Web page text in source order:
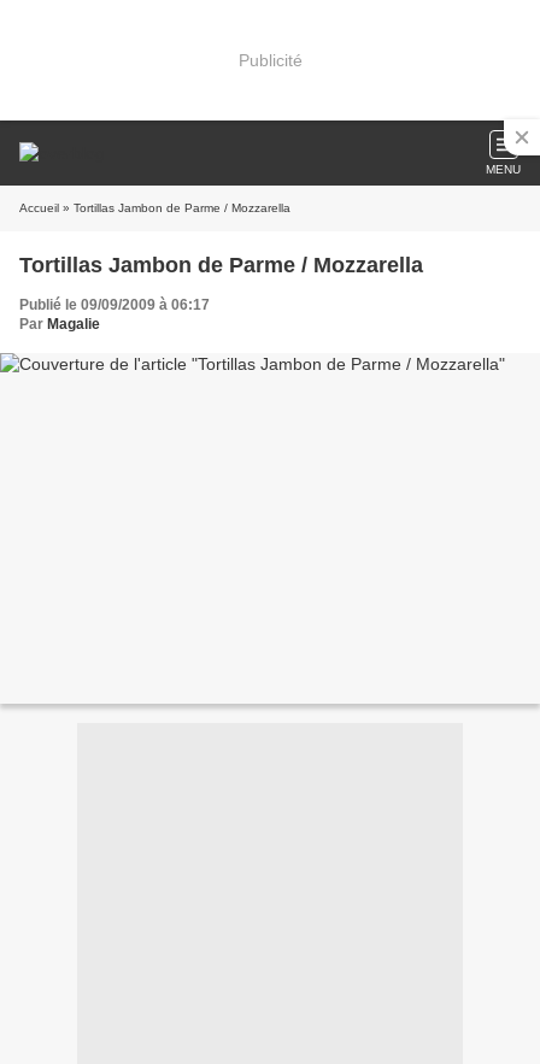
Publicité
MENU
Accueil » Tortillas Jambon de Parme / Mozzarella
Tortillas Jambon de Parme / Mozzarella
Publié le 09/09/2009 à 06:17
Par Magalie